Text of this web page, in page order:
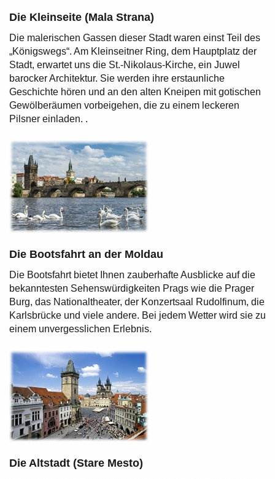
Die Kleinseite (Mala Strana)
Die malerischen Gassen dieser Stadt waren einst Teil des
„Königswegs“. Am Kleinseitner Ring, dem Hauptplatz der
Stadt, erwartet uns die St.-Nikolaus-Kirche, ein Juwel
barocker Architektur. Sie werden ihre erstaunliche
Geschichte hören und an den alten Kneipen mit gotischen
Gewölberäumen vorbeigehen, die zu einem leckeren
Pilsner einladen. .
Die Bootsfahrt an der Moldau
Die Bootsfahrt bietet Ihnen zauberhafte Ausblicke auf die
bekanntesten Sehenswürdigkeiten Prags wie die Prager
Burg, das Nationaltheater, der Konzertsaal Rudolfinum, die
Karlsbrücke und viele andere. Bei jedem Wetter wird sie zu
einem unvergesslichen Erlebnis.
Die Altstadt (Stare Mesto)